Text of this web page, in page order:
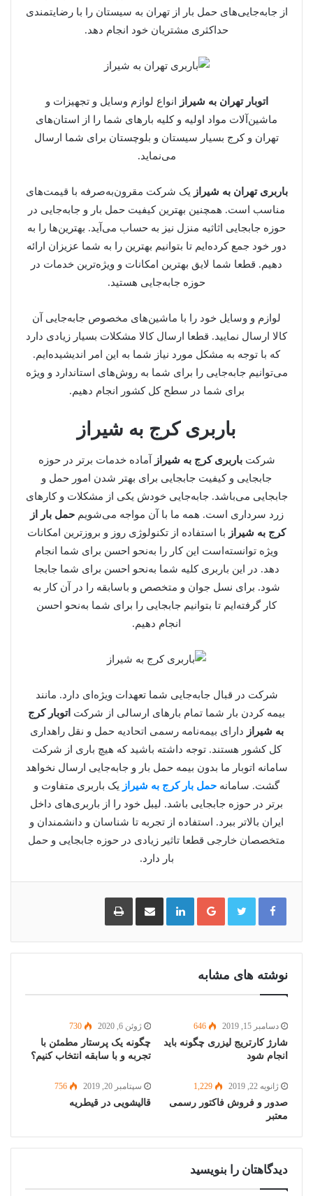
از جابه‌جایی‌های حمل بار از تهران به سیستان را با رضایتمندی
حداکثری مشتریان خود انجام دهد.
اتوبار تهران به شیراز انواع لوازم وسایل و تجهیزات و
ماشین‌آلات مواد اولیه و کلیه بارهای شما را از استان‌های
تهران و کرج بسیار سیستان و بلوچستان برای شما ارسال
می‌نماید.
باربری تهران به شیراز یک شرکت مقرون‌به‌صرفه با قیمت‌های
مناسب است. همچنین بهترین کیفیت حمل بار و جابه‌جایی در
حوزه جابجایی اثاثیه منزل نیز به حساب می‌آید. بهترین‌ها را به
دور خود جمع کرده‌ایم تا بتوانیم بهترین را به شما عزیزان ارائه
دهیم. قطعا شما لایق بهترین امکانات و ویژه‌ترین خدمات در
حوزه جابه‌جایی هستید.
لوازم و وسایل خود را با ماشین‌های مخصوص جابه‌جایی آن
کالا ارسال نمایید. قطعا ارسال کالا مشکلات بسیار زیادی دارد
که با توجه به مشکل مورد نیاز شما به این امر اندیشیده‌ایم.
می‌توانیم جابه‌جایی را برای شما به روش‌های استاندارد و ویژه
برای شما در سطح کل کشور انجام دهیم.
باربری کرج به شیراز
شرکتباربری کرج به شیراز
آماده خدمات برتر در حوزه
جابجایی و کیفیت جابجایی برای بهتر شدن امور حمل و
جابجایی می‌باشد. جابه‌جایی خودش یکی از مشکلات و کارهای
زرد سرداری است. همه ما با آن مواجه می‌شویمحمل بار از
کرج به شیراز با استفاده از تکنولوژی روز و بروزترین امکانات
ویژه توانسته‌است این کار را به‌نحو احسن برای شما انجام
دهد. در این باربری کلیه شما به‌نحو احسن برای شما جابجا
شود. برای نسل جوان و متخصص و باسابقه را در آن کار به
کار گرفته‌ایم تا بتوانیم جابجایی را برای شما به‌نحو احسن
انجام دهیم.
شرکت در قبال جابه‌جایی شما تعهدات ویژه‌ای دارد. مانند
بیمه کردن بار شما تمام بارهای ارسالی از شرکت اتوبار کرج
به شیراز دارای بیمه‌نامه رسمی اتحادیه حمل و نقل راهداری
کل کشور هستند. توجه داشته باشید که هیچ باری از شرکت
سامانه اتوبار ما بدون بیمه حمل بار و جابه‌جایی ارسال نخواهد
گشت. سامانه حمل بار کرج به شیراز یک باربری متفاوت و
برتر در حوزه جابجایی باشد. لیبل خود را از باربری‌های داخل
ایران بالاتر ببرد. استفاده از تجربه تا شناسان و دانشمندان و
متخصصان خارجی قطعا تاثیر زیادی در حوزه جابجایی و حمل
بار دارد.
گوگل
پلاس
لینکدین اشتراک
گذاری
ایمیل
چاپ
نوشته های مشابه
دسامبر 15, 2019 646
شارژ کارتریج لیزری چگونه باید
انجام شود
ژوئن 6, 2020 730
چگونه یک پرستار مطمئن با
تجربه و با سابقه انتخاب کنیم؟
ژانویه 22, 2019 1,229
صدور و فروش فاکتور رسمی
معتبر
سپتامبر 20, 2019 756
قالیشویی در قیطریه
دیدگاهتان را بنویسید